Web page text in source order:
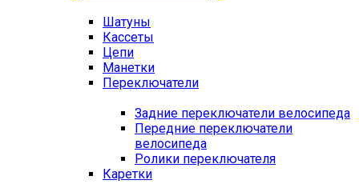
Шатуны
Кассеты
Цепи
Манетки
Переключатели
Задние переключатели велосипеда
Передние переключатели
велосипеда
Ролики переключателя
Каретки